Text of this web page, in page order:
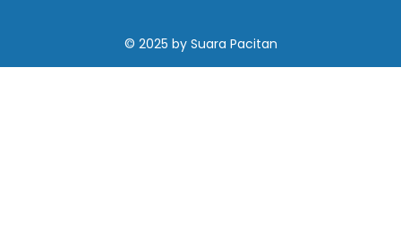
© 2025 by Suara Pacitan